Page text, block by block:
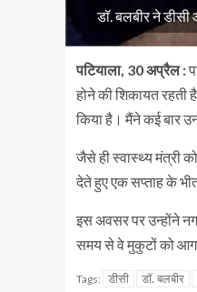
डॉ. बलबीर ने डीसी
पटियाला, 30 अप्रैल :
होने की शिकायत रहती
किया है। मैंने कई बार
जैसे ही स्वास्थ्य मंत्री
देते हुए एक सप्ताह के
इस अवसर पर उन्होंने
समय से वे मुकुटों को आग
Tags: डीसी डॉ. बलबीर